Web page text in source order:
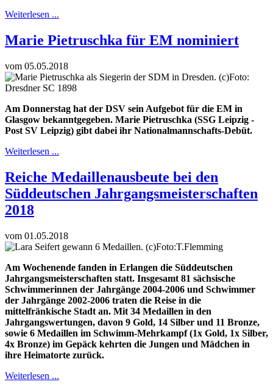
Weiterlesen ...
Marie Pietruschka für EM nominiert
vom 05.05.2018
Am Donnerstag hat der DSV sein Aufgebot für die EM in
Glasgow bekanntgegeben. Marie Pietruschka (SSG Leipzig -
Post SV Leipzig) gibt dabei ihr Nationalmannschafts-Debüt.
Weiterlesen ...
Reiche Medaillenausbeute bei den
Süddeutschen Jahrgangsmeisterschaften
2018
vom 01.05.2018
Am Wochenende fanden in Erlangen die Süddeutschen
Jahrgangsmeisterschaften statt. Insgesamt 81 sächsische
Schwimmerinnen der Jahrgänge 2004-2006 und Schwimmer
der Jahrgänge 2002-2006 traten die Reise in die
mittelfränkische Stadt an. Mit 34 Medaillen in den
Jahrgangswertungen, davon 9 Gold, 14 Silber und 11 Bronze,
sowie 6 Medaillen im Schwimm-Mehrkampf (1x Gold, 1x Silber,
4x Bronze) im Gepäck kehrten die Jungen und Mädchen in
ihre Heimatorte zurück.
Weiterlesen ...